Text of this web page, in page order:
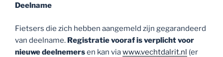
Deelname
Fietsers die zich hebben aangemeld zijn gegarandeerd
van deelname. Registratie vooraf is verplichtvoor
nieuwe deelnemersen kan viawww.vechtdalrit.nl (er